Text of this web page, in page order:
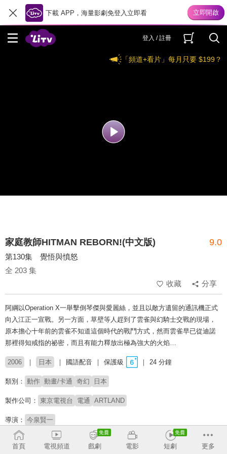
下載 APP，海量影劇免登入立即看
登入 / 註冊
「頻道+看片」每月只要 $199？
家庭教師HITMAN REBORN!(中文版) 9.0
第130集 覺悟與憤怒
全 203 集
收藏
分享
阿綱以Operation X一舉擊倒琴傑與愛麗絲，並且以敵方遺留的通訊機正式
向入江正一宣戰。另一方面，草壁等人趕到了雲雀與幻騎士交戰的現場，
原本擔心十年前的雲雀不知道這個時代的戰鬥方式，然而雲雀早已從迪諾
那裡得知戒指的祕密，而且有能力釋放出極為強大的火焰…
2006 日本 國語配音 保護級 24 分鐘
類別： 動作 動畫/卡通 奇幻 日本
製作公司： 東京電視台 電通 ARTLAND
導演： 今泉賢一
配音： 雷碧文 于正昌 黃天佑
首頁
電視頻道 戲劇 電影 短劇 更多